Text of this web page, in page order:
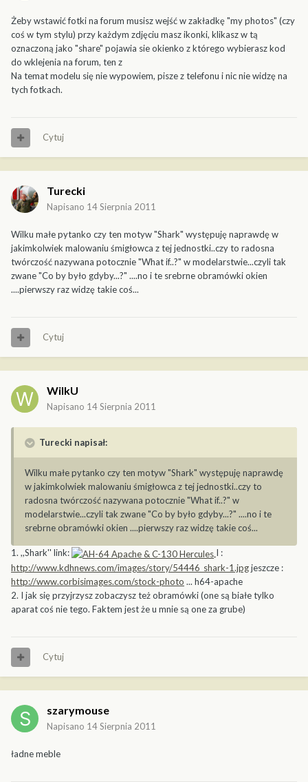
Żeby wstawić fotki na forum musisz wejść w zakładkę "my photos" (czy
coś w tym stylu) przy każdym zdjęciu masz ikonki, klikasz w tą
oznaczoną jako "share" pojawia sie okienko z którego wybierasz kod
do wklejenia na forum, ten z
Na temat modelu się nie wypowiem, pisze z telefonu i nic nie widzę na
tych fotkach.
Cytuj
Turecki
Napisano 14 Sierpnia 2011
Wilku małe pytanko czy ten motyw "Shark" występuję naprawdę w
jakimkolwiek malowaniu śmigłowca z tej jednostki..czy to radosna
twórczość nazywana potocznie "What if..?" w modelarstwie...czyli tak
zwane "Co by było gdyby...?" ....no i te srebrne obramówki okien
....pierwszy raz widzę takie coś...
Cytuj
WilkU
Napisano 14 Sierpnia 2011
Turecki napisał:
Wilku małe pytanko czy ten motyw "Shark" występuję naprawdę
w jakimkolwiek malowaniu śmigłowca z tej jednostki..czy to
radosna twórczość nazywana potocznie "What if..?" w
modelarstwie...czyli tak zwane "Co by było gdyby...?" ....no i te
srebrne obramówki okien ....pierwszy raz widzę takie coś...
1. ,,Shark'' link:
I :
http://www.kdhnews.com/images/story/54446_shark-1.jpgjeszcze :
http://www.corbisimages.com/stock-photo ... h64-apache
2. I jak się przyjrzysz zobaczysz też obramówki (one są białe tylko
aparat coś nie tego. Faktem jest że u mnie są one za grube)
Cytuj
szarymouse
Napisano 14 Sierpnia 2011
ładne meble